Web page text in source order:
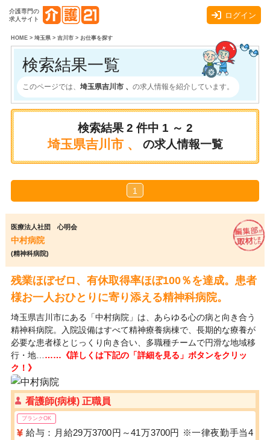
介護専門の
求人サイト
ログイン
HOME> 埼玉県> 吉川市> お仕事を探す
検索結果一覧
このページでは、 埼玉県吉川市 、 の求人情報を紹介しています。
検索結果 2 件中 1 ～ 2
埼玉県吉川市 、 の求人情報一覧
1
医療法人社団 心明会
中村病院
(精神科病院)
残業ほぼゼロ、有休取得率ほぼ100％を達成。患者
様お一人おひとりに寄り添える精神科病院。
埼玉県吉川市にある「中村病院」は、あらゆる心の病と向き合う
精神科病院。入院設備はすべて精神療養病棟で、長期的な療養が
必要な患者様とじっくり向き合い、多職種チームで円滑な地域移
行・地… ……《詳しくは下記の「詳細を見る」ボタンをクリッ
ク！》
看護師(病棟) 正職員
ブランクOK
給与：月給29万3700円～41万3700円 ※一律夜勤手当4